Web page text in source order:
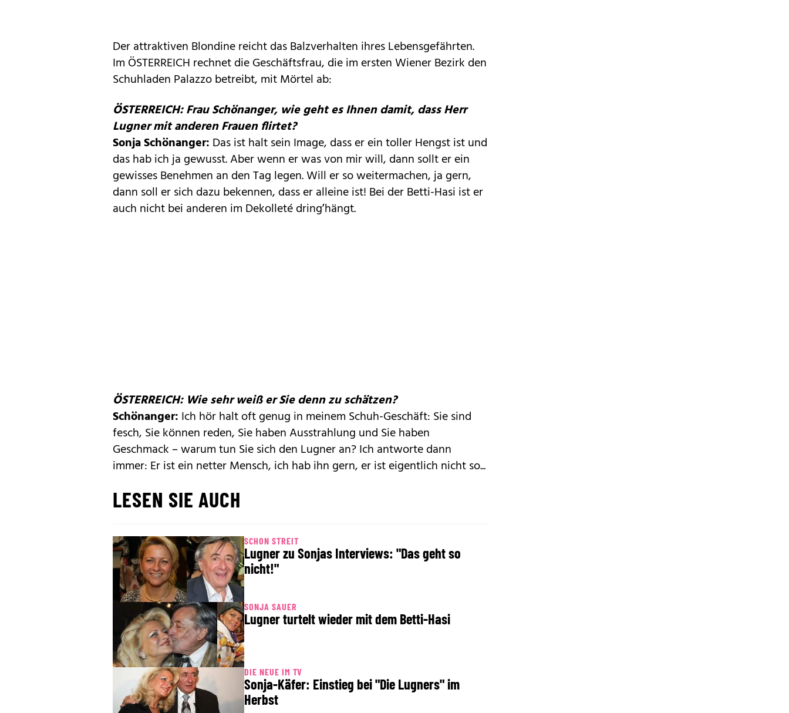
Der attraktiven Blondine reicht das Balzverhalten ihres Lebensgefährten.
Im ÖSTERREICH rechnet die Geschäftsfrau, die im ersten Wiener Bezirk den
Schuhladen Palazzo betreibt, mit Mörtel ab:
ÖSTERREICH: Frau Schönanger, wie geht es Ihnen damit, dass Herr
Lugner mit anderen Frauen flirtet?
Sonja Schönanger: Das ist halt sein Image, dass er ein toller Hengst ist und
das hab ich ja gewusst. Aber wenn er was von mir will, dann sollt er ein
gewisses Benehmen an den Tag legen. Will er so weitermachen, ja gern,
dann soll er sich dazu bekennen, dass er alleine ist! Bei der Betti-Hasi ist er
auch nicht bei anderen im Dekolleté dring’hängt.
ÖSTERREICH: Wie sehr weiß er Sie denn zu schätzen?
Schönanger: Ich hör halt oft genug in meinem Schuh-Geschäft: Sie sind
fesch, Sie können reden, Sie haben Ausstrahlung und Sie haben
Geschmack – warum tun Sie sich den Lugner an? Ich antworte dann
immer: Er ist ein netter Mensch, ich hab ihn gern, er ist eigentlich nicht so...
LESEN SIE AUCH
SCHON STREIT
Lugner zu Sonjas Interviews: "Das geht so
nicht!"
SONJA SAUER
Lugner turtelt wieder mit dem Betti-Hasi
DIE NEUE IM TV
Sonja-Käfer: Einstieg bei "Die Lugners" im
Herbst